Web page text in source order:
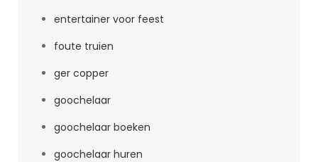
entertainer voor feest
foute truien
ger copper
goochelaar
goochelaar boeken
goochelaar huren